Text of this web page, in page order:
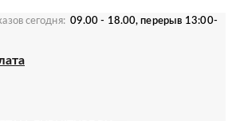
сегодня: 09.00 - 18.00, перерыв 13:00-